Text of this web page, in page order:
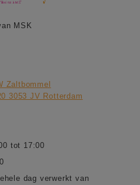
MSK
Zaltbommel
3053 JV Rotterdam
tot 17:00
dag verwerkt van